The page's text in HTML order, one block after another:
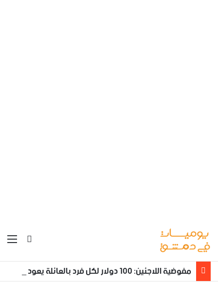
بحث عن
مفوضية اللاجئين: 100 دولار لكل فرد بالعائلة يعود طوعا من لبنان إلى سوريا مع تأمين نقله